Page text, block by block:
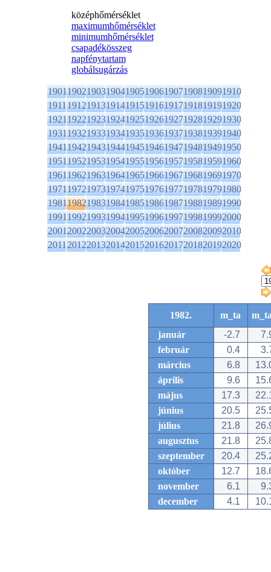
középhőmérséklet
maximumhőmérséklet
minimumhőmérséklet
csapadékösszeg
napfénytartam
globálsugárzás
1901190219031904190519061907190819091910
1911191219131914191519161917191819191920
1921192219231924192519261927192819291930
1931193219331934193519361937193819391940
1941194219431944194519461947194819491950
1951195219531954195519561957195819591960
1961196219631964196519661967196819691970
1971197219731974197519761977197819791980
1981198219831984198519861987198819891990
1991199219931994199519961997199819992000
2001200220032004200520062007200820092010
2011201220132014201520162017201820192020
1982. m_ta
január
-2.7
február
0.4
március
6.8
április
9.6
május
17.3
június
20.5
július
21.8
augusztus
21.8
szeptember
20.4
október
12.7
november
6.1
december
4.1